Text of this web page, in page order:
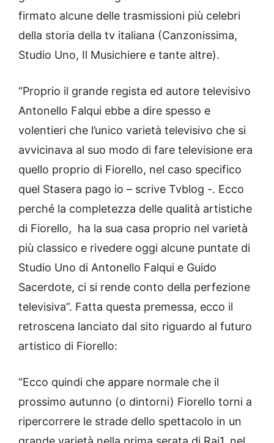
firmato alcune delle trasmissioni più celebri
della storia della tv italiana (Canzonissima,
Studio Uno, Il Musichiere e tante altre).
“Proprio il grande regista ed autore televisivo
Antonello Falqui ebbe a dire spesso e
volentieri che l’unico varietà televisivo che si
avvicinava al suo modo di fare televisione era
quello proprio di Fiorello, nel caso specifico
quel Stasera pago io – scrive Tvblog -. Ecco
perché la completezza delle qualità artistiche
di Fiorello, ha la sua casa proprio nel varietà
più classico e rivedere oggi alcune puntate di
Studio Uno di Antonello Falqui e Guido
Sacerdote, ci si rende conto della perfezione
televisiva”. Fatta questa premessa, ecco il
retroscena lanciato dal sito riguardo al futuro
artistico di Fiorello:
“Ecco quindi che appare normale che il
prossimo autunno (o dintorni) Fiorello torni a
ripercorrere le strade dello spettacolo in un